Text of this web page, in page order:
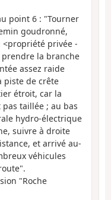
point 6 : "Tourner
goudronné,
privée -
la branche
assez raide
piste de crête
étroit, car la
taillée ; au bas
hydro-électrique
suivre à droite
et arrivé au-
véhicules
"Roche